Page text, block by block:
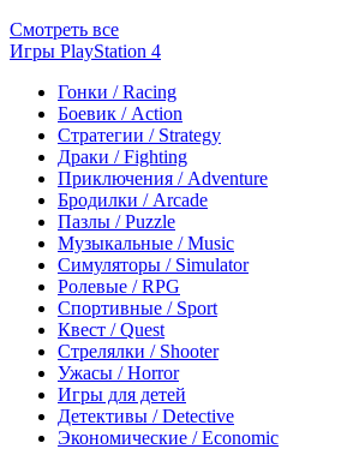
Смотреть все
Игры PlayStation 4
Гонки / Racing
Боевик / Action
Стратегии / Strategy
Драки / Fighting
Приключения / Adventure
Бродилки / Arcade
Пазлы / Puzzle
Музыкальные / Music
Симуляторы / Simulator
Ролевые / RPG
Спортивные / Sport
Квест / Quest
Стрелялки / Shooter
Ужасы / Horror
Игры для детей
Детективы / Detective
Экономические / Economic